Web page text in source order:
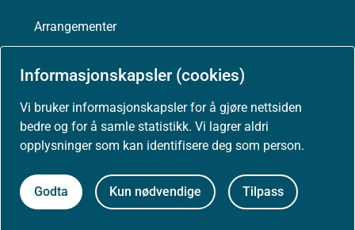
Informasjonskapsler (cookies)
Vi bruker informasjonskapsler for å gjøre nettsiden
bedre og for å samle statistikk. Vi lagrer aldri
opplysninger som kan identifisere deg som person.
Godta Kun nødvendige Tilpass
Arrangementer
Høringer
Presse
Om nettstedet